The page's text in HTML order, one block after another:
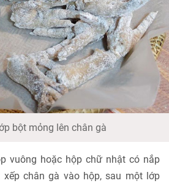
bột mỏng lên chân gà
vuông hoặc hộp chữ nhật có nắp
chân gà vào hộp, sau một lớp